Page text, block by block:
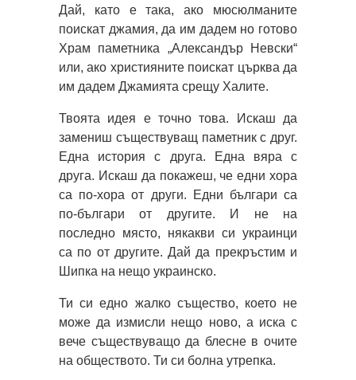
Дай, като е така, ако мюсюлманите
поискат джамия, да им дадем но готово
Храм паметника „Александър Невски“
или, ако християните поискат църква да
им дадем Джамията срещу Халите.
Твоята идея е точно това. Искаш да
замениш съществуващ паметник с друг.
Една история с друга. Една вяра с
друга. Искаш да покажеш, че едни хора
са по-хора от други. Едни българи са
по-българи от другите. И не на
последно място, някакви си украинци
са по от другите. Дай да прекръстим и
Шипка на нещо украинско.
Ти си едно жалко същество, което не
може да измисли нещо ново, а иска с
вече съществуващо да блесне в очите
на обществото. Ти си болна утрепка.